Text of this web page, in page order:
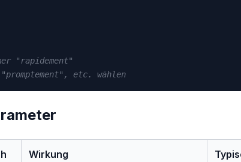
"rapidement"
etc. wählen
Wirkung